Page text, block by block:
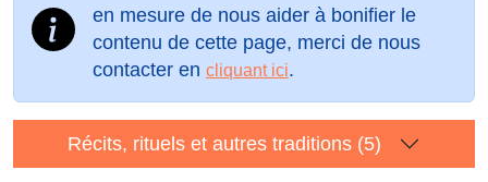
en mesure de nous aider à bonifier le
contenu de cette page, merci de nous
contacter en cliquant ici.
Récits, rituels et autres traditions (5)